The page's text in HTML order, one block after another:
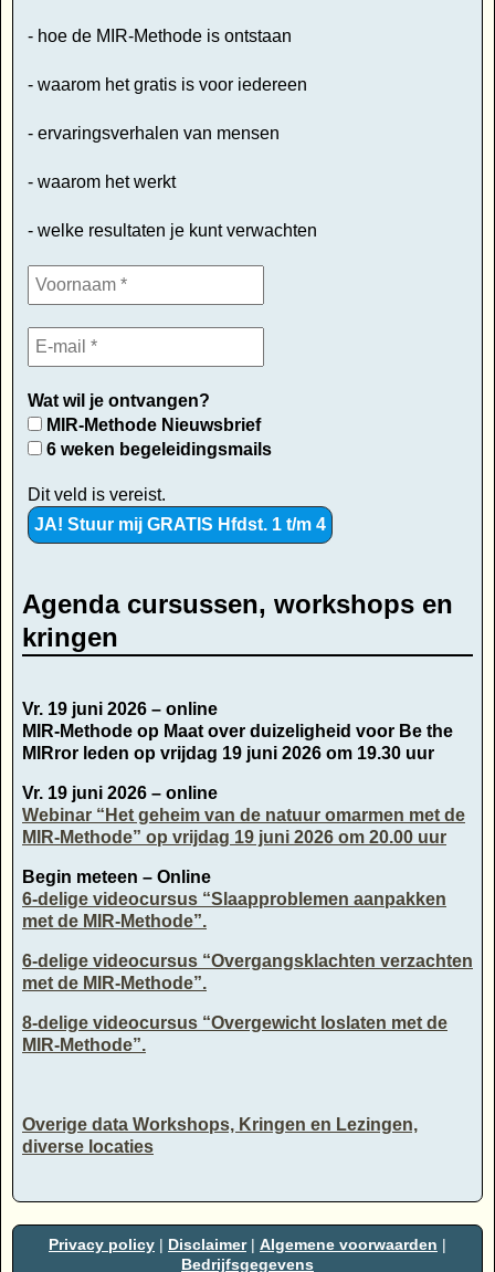
- hoe de MIR-Methode is ontstaan
- waarom het gratis is voor iedereen
- ervaringsverhalen van mensen
- waarom het werkt
- welke resultaten je kunt verwachten
Wat wil je ontvangen?
MIR-Methode Nieuwsbrief
6 weken begeleidingsmails
Dit veld is vereist.
Agenda cursussen, workshops en
kringen
Vr. 19 juni 2026 – online
MIR-Methode op Maat over duizeligheid voor Be the
MIRror leden op vrijdag 19 juni 2026 om 19.30 uur
Vr. 19 juni 2026 – online
Webinar “Het geheim van de natuur omarmen met de
MIR-Methode” op vrijdag 19 juni 2026 om 20.00 uur
Begin meteen – Online
6-delige videocursus “Slaapproblemen aanpakken
met de MIR-Methode”.
6-delige videocursus “Overgangsklachten verzachten
met de MIR-Methode”.
8-delige videocursus “Overgewicht loslaten met de
MIR-Methode”.
Overige data Workshops, Kringen en Lezingen,
diverse locaties
Privacy policy | Disclaimer| Algemene voorwaarden |
Bedrijfsgegevens